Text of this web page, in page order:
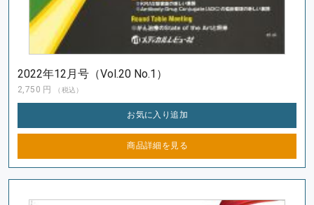
2022年12月号（Vol.20 No.1）
2,750 円 （税込）
お気に入り追加
商品詳細を 見る